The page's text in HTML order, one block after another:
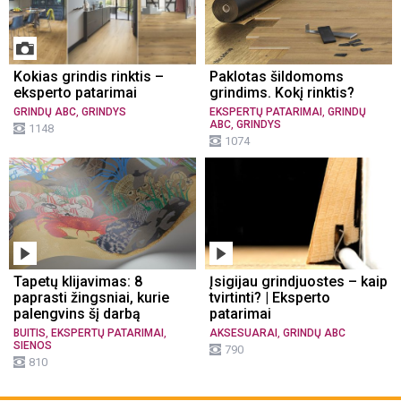
Kokias grindis rinktis –
eksperto patarimai
GRINDŲ ABC GRINDYS
1148
Paklotas šildomoms
grindims. Kokį rinktis?
EKSPERTŲ PATARIMAI GRINDŲ
ABC GRINDYS
1074
Tapetų klijavimas: 8
paprasti žingsniai, kurie
palengvins šį darbą
BUITIS, EKSPERTŲ PATARIMAI ,
SIENOS
810
Įsigijau grindjuostes – kaip
tvirtinti? | Eksperto
patarimai
AKSESUARAI , GRINDŲ ABC
790